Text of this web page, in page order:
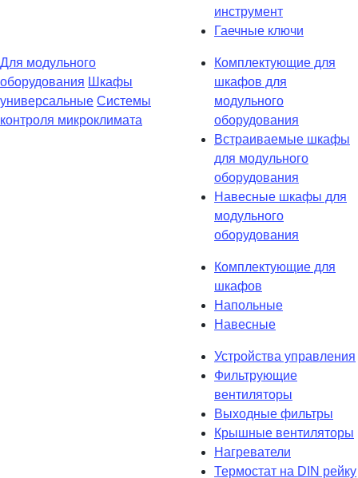
инструмент
Гаечные ключи
Для модульного
оборудования Шкафы
универсальные Системы
контроля микроклимата
Комплектующие для
шкафов для
модульного
оборудования
Встраиваемые шкафы
для модульного
оборудования
Навесные шкафы для
модульного
оборудования
Комплектующие для
шкафов
Напольные
Навесные
Устройства управления
Фильтрующие
вентиляторы
Выходные фильтры
Крышные вентиляторы
Нагреватели
Термостат на DIN рейку